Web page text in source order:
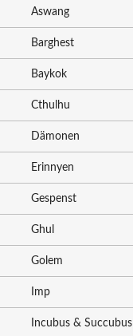
Aswang
Barghest
Baykok
Cthulhu
Dämonen
Erinnyen
Gespenst
Ghul
Golem
Imp
Incubus & Succubus